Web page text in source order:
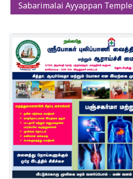
Sabarimalai Ayyappan Temple